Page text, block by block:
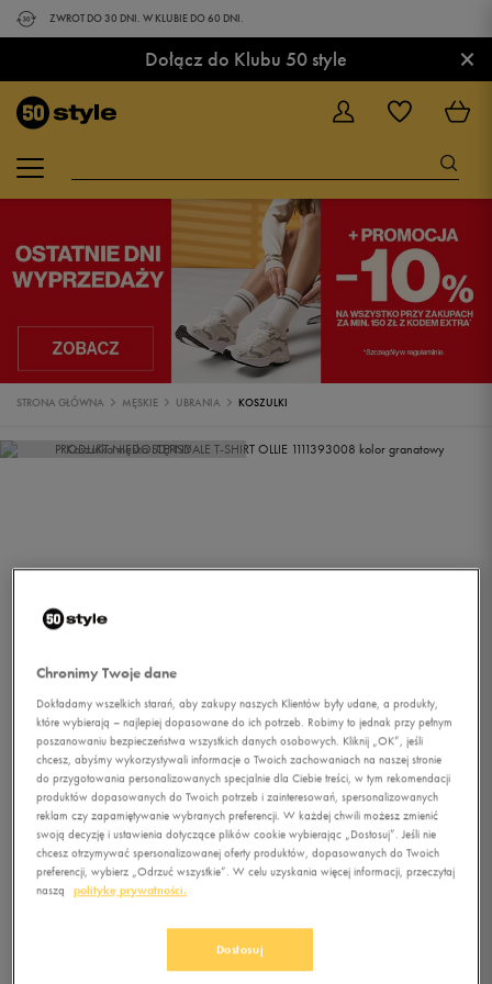
ZWROT DO 30 DNI. W KLUBIE DO 60 DNI.
Dołącz do Klubu 50 style ×
STRONA GŁÓWNA MĘSKIE UBRANIA KOSZULKI
PRODUKT NIEDOSTĘPNY
LONSDALE T-SHIRT OLLIE
Chronimy Twoje dane
Dokładamy wszelkich starań, aby zakupy naszych Klientów były udane, a produkty,
które wybierają – najlepiej dopasowane do ich potrzeb. Robimy to jednak przy pełnym
poszanowaniu bezpieczeństwa wszystkich danych osobowych. Kliknij „OK”, jeśli
chcesz, abyśmy wykorzystywali informacje o Twoich zachowaniach na naszej stronie
do przygotowania personalizowanych specjalnie dla Ciebie treści, w tym rekomendacji
produktów dopasowanych do Twoich potrzeb i zainteresowań, spersonalizowanych
reklam czy zapamiętywanie wybranych preferencji. W każdej chwili możesz zmienić
swoją decyzję i ustawienia dotyczące plików cookie wybierając „Dostosuj”. Jeśli nie
chcesz otrzymywać spersonalizowanej oferty produktów, dopasowanych do Twoich
preferencji, wybierz „Odrzuć wszystkie”. W celu uzyskania więcej informacji, przeczytaj
naszą
politykę prywatności.
Dostosuj